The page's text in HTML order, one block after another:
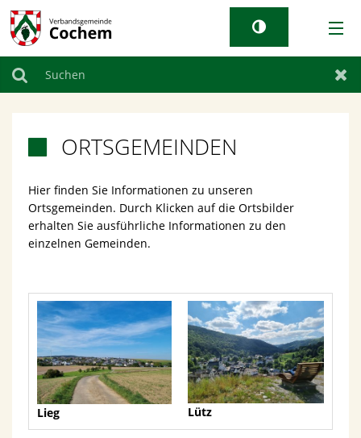
AKTUELLES
WIRTSCHAFT
ORTSGEMEINDEN
Hier finden Sie Informationen zu unseren
Ortsgemeinden. Durch Klicken auf die Ortsbilder
erhalten Sie ausführliche Informationen zu den
einzelnen Gemeinden.
Lieg Lütz